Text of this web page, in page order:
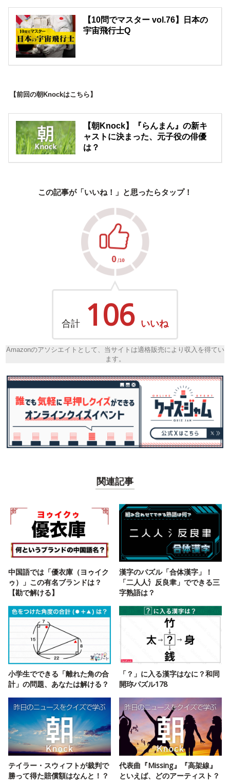
【10問でマスター vol.76】日本の
宇宙飛行士Q
【前回の朝Knockはこちら】
【朝Knock】『らんまん』の新キ
ャストに決まった、元子役の俳優
は？
この記事が「いいね！」と思ったらタップ！
合計 106 いいね
Amazonのアソシエイトとして、当サイトは適格販売により収入を得てい
ます。
関連記事
中国語では「優衣庫（ヨゥイク
ゥ）」この有名ブランドは？
【勘で解ける】
漢字のパズル「合体漢字」！
「二人人氵反良聿」でできる三
字熟語は？
小学生でできる「離れた角の合
計」の問題、あなたは解ける？
「？」に入る漢字はなに？和同
開珎パズル178
テイラー・スウィフトが裁判で
勝って得た賠償額はなんと！？
代表曲『Missing』『高架線』
といえば、どのアーティスト？